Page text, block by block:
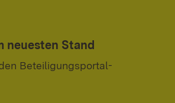
neuesten Stand
Beteiligungsportal-